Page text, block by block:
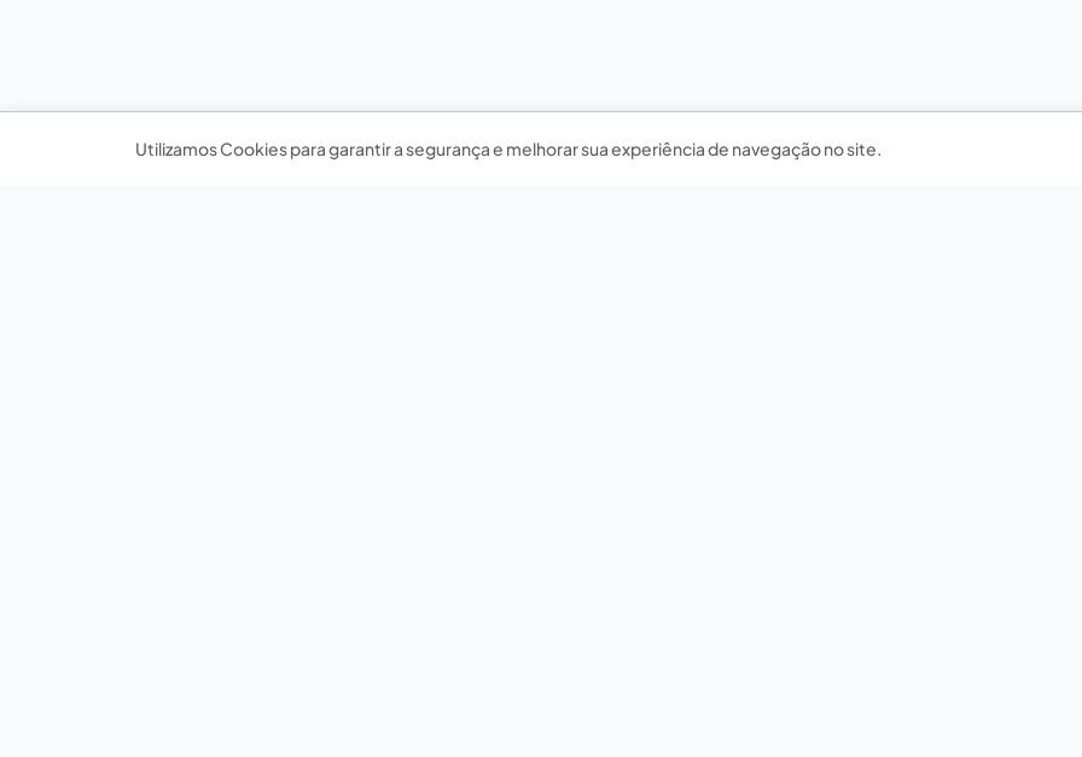
Utilizamos Cookies para garantir a segurança e melhorar sua experiência de navegação no site.